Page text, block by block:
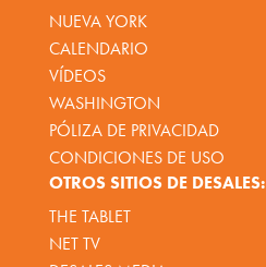
NUEVA YORK
CALENDARIO
VÍDEOS
WASHINGTON
PÓLIZA DE PRIVACIDAD
CONDICIONES DE USO
OTROS SITIOS DE DESALES:
THE TABLET
NET TV